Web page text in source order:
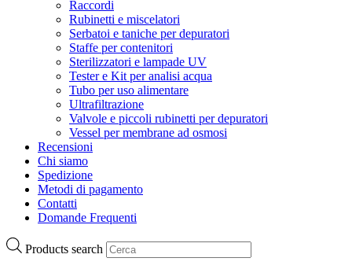
Raccordi
Rubinetti e miscelatori
Serbatoi e taniche per depuratori
Staffe per contenitori
Sterilizzatori e lampade UV
Tester e Kit per analisi acqua
Tubo per uso alimentare
Ultrafiltrazione
Valvole e piccoli rubinetti per depuratori
Vessel per membrane ad osmosi
Recensioni
Chi siamo
Spedizione
Metodi di pagamento
Contatti
Domande Frequenti
Products search